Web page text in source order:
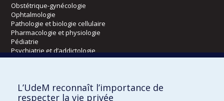
Obstétrique-gynécologie
Ophtalmologie
Pathologie et biologie cellulaire
Pharmacologie et physiologie
Pédiatrie
Psychiatrie et d’addictologie
Radiologie, radio-oncologie et médecine nucléaire
Écoles
L’UdeM reconnaît l’importance de
respecter la vie privée